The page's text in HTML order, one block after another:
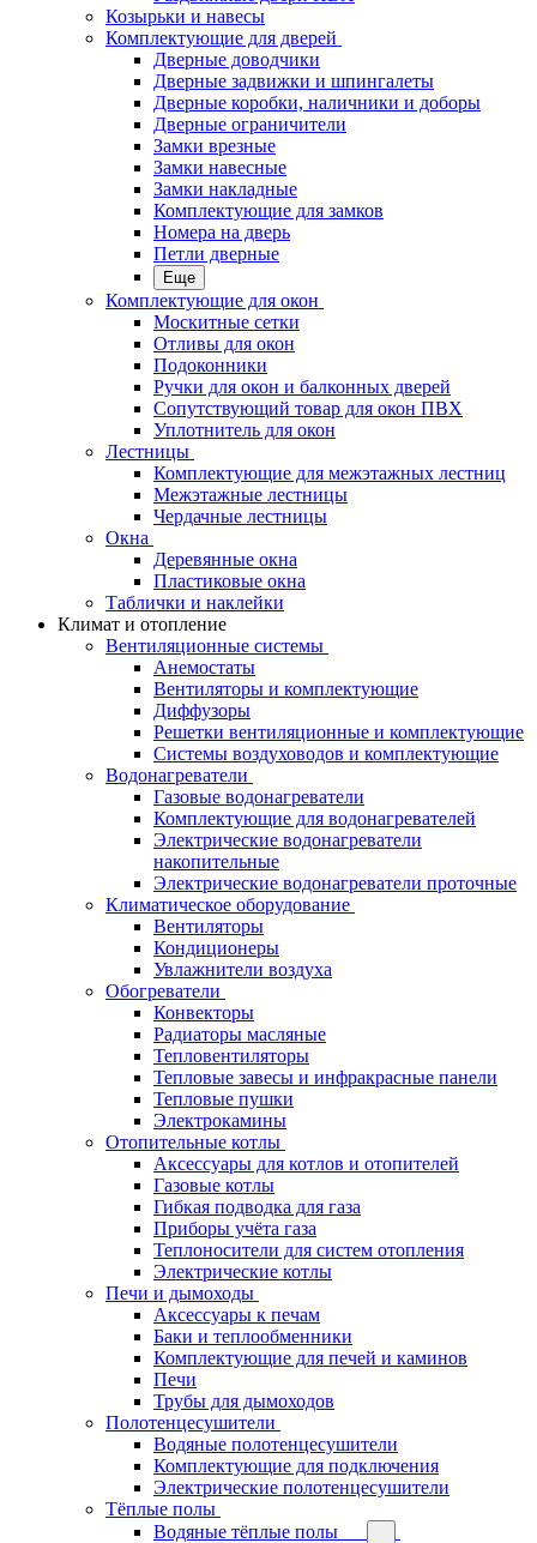
Козырьки и навесы
Комплектующие для дверей
Дверные доводчики
Дверные задвижки и шпингалеты
Дверные коробки, наличники и доборы
Дверные ограничители
Замки врезные
Замки навесные
Замки накладные
Комплектующие для замков
Номера на дверь
Петли дверные
Еще
Комплектующие для окон
Москитные сетки
Отливы для окон
Подоконники
Ручки для окон и балконных дверей
Сопутствующий товар для окон ПВХ
Уплотнитель для окон
Лестницы
Комплектующие для межэтажных лестниц
Межэтажные лестницы
Чердачные лестницы
Окна
Деревянные окна
Пластиковые окна
Таблички и наклейки
Климат и отопление
Вентиляционные системы
Анемостаты
Вентиляторы и комплектующие
Диффузоры
Решетки вентиляционные и комплектующие
Системы воздуховодов и комплектующие
Водонагреватели
Газовые водонагреватели
Комплектующие для водонагревателей
Электрические водонагреватели
накопительные
Электрические водонагреватели проточные
Климатическое оборудование
Вентиляторы
Кондиционеры
Увлажнители воздуха
Обогреватели
Конвекторы
Радиаторы масляные
Тепловентиляторы
Тепловые завесы и инфракрасные панели
Тепловые пушки
Электрокамины
Отопительные котлы
Аксессуары для котлов и отопителей
Газовые котлы
Гибкая подводка для газа
Приборы учёта газа
Теплоносители для систем отопления
Электрические котлы
Печи и дымоходы
Аксессуары к печам
Баки и теплообменники
Комплектующие для печей и каминов
Печи
Трубы для дымоходов
Полотенцесушители
Водяные полотенцесушители
Комплектующие для подключения
Электрические полотенцесушители
Тёплые полы
Водяные тёплые полы